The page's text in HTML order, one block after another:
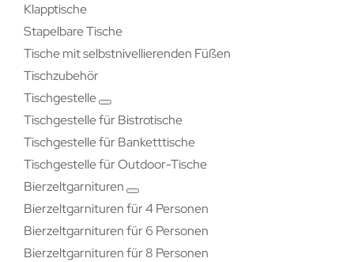
Klapptische
Stapelbare Tische
Tische mit selbstnivellierenden Füßen
Tischzubehör
Tischgestelle
Tischgestelle für Bistrotische
Tischgestelle für Banketttische
Tischgestelle für Outdoor-Tische
Bierzeltgarnituren
Bierzeltgarnituren für 4 Personen
Bierzeltgarnituren für 6 Personen
Bierzeltgarnituren für 8 Personen